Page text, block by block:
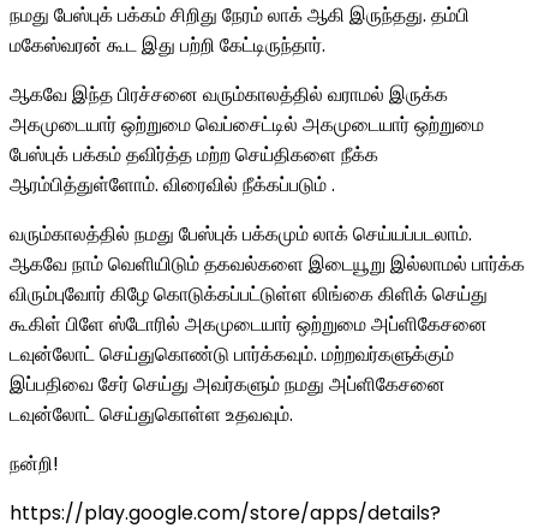
நமது பேஸ்புக் பக்கம் சிறிது நேரம் லாக் ஆகி இருந்தது. தம்பி
மகேஸ்வரன் கூட இது பற்றி கேட்டிருந்தார்.
ஆகவே இந்த பிரச்சனை வரும்காலத்தில் வராமல் இருக்க
அகமுடையார் ஒற்றுமை வெப்சைட்டில் அகமுடையார் ஒற்றுமை
பேஸ்புக் பக்கம் தவிர்த்த மற்ற செய்திகளை நீக்க
ஆரம்பித்துள்ளோம். விரைவில் நீக்கப்படும் .
வரும்காலத்தில் நமது பேஸ்புக் பக்கமும் லாக் செய்யப்படலாம்.
ஆகவே நாம் வெளியிடும் தகவல்களை இடையூறு இல்லாமல் பார்க்க
விரும்புவோர் கிழே கொடுக்கப்பட்டுள்ள லிங்கை கிளிக் செய்து
கூகிள் பிளே ஸ்டோரில் அகமுடையார் ஒற்றுமை அப்ளிகேசனை
டவுன்லோட் செய்துகொண்டு பார்க்கவும். மற்றவர்களுக்கும்
இப்பதிவை சேர் செய்து அவர்களும் நமது அப்ளிகேசனை
டவுன்லோட் செய்துகொள்ள உதவவும்.
நன்றி!
https://play.google.com/store/apps/details?